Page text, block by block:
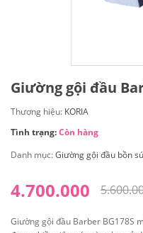
Giường gội đầu
Thương hiệu: KORIA
Tình trạng:Còn hàng
Danh mục:Giường gội đầu bồn
4.700.000
Giường gội đầu Barber BG178S